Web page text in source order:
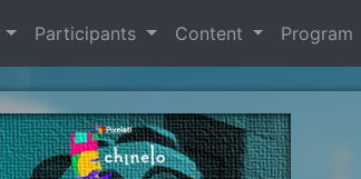
Participants Content Program